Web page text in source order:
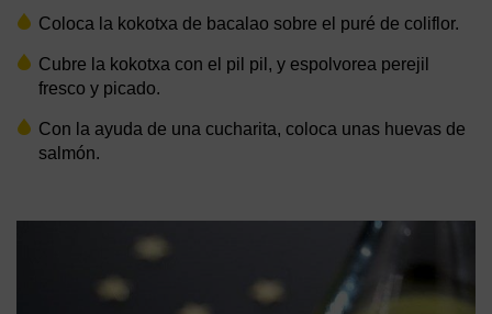
Coloca la kokotxa de bacalao sobre el puré de coliflor.
Cubre la kokotxa con el pil pil, y espolvorea perejil
fresco y picado.
Con la ayuda de una cucharita, coloca unas huevas de
salmón.